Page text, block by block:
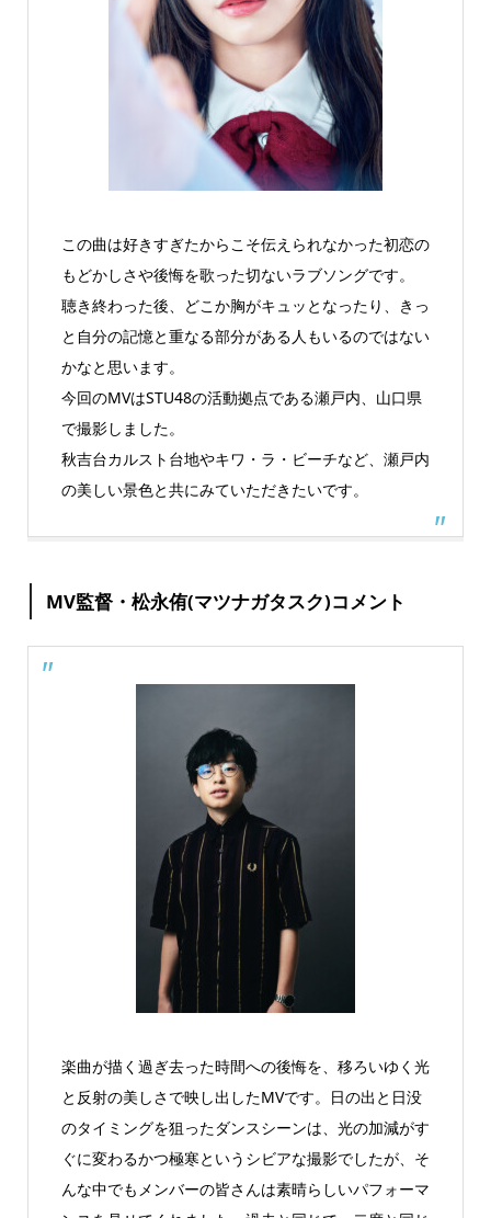
この曲は好きすぎたからこそ伝えられなかった初恋の
もどかしさや後悔を歌った切ないラブソングです。
聴き終わった後、どこか胸がキュッとなったり、きっ
と自分の記憶と重なる部分がある人もいるのではない
かなと思います。
今回のMVはSTU48の活動拠点である瀬戸内、山口県
で撮影しました。
秋吉台カルスト台地やキワ・ラ・ビーチなど、瀬戸内
の美しい景色と共にみていただきたいです。
MV監督・松永侑(マツナガタスク)コメント
楽曲が描く過ぎ去った時間への後悔を、移ろいゆく光
と反射の美しさで映し出したMVです。日の出と日没
のタイミングを狙ったダンスシーンは、光の加減がす
ぐに変わるかつ極寒というシビアな撮影でしたが、そ
んな中でもメンバーの皆さんは素晴らしいパフォーマ